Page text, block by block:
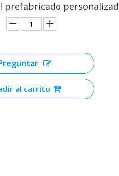
prefabricado
al carrito